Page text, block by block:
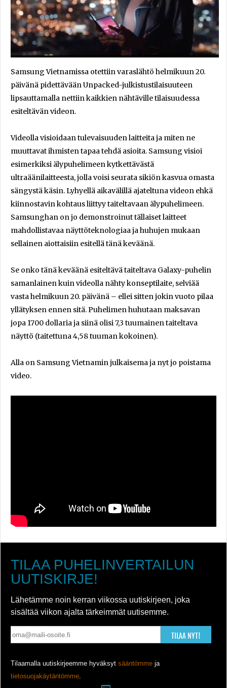
Samsung Vietnamissa otettiin varaslähtö helmikuun 20.
päivänä pidettävään Unpacked-julkistustilaisuuteen
lipsauttamalla nettiin kaikkien nähtäville tilaisuudessa
esiteltävän videon.
Videolla visioidaan tulevaisuuden laitteita ja miten ne
muuttavat ihmisten tapaa tehdä asioita. Samsung visioi
esimerkiksi älypuhelimeen kytkettävästä
ultraäänilaitteesta, jolla voisi seurata sikiön kasvua omasta
sängystä käsin. Lyhyellä aikavälillä ajateltuna videon ehkä
kiinnostavin kohtaus liittyy taiteltavaan älypuhelimeen.
Samsunghan on jo demonstroinut tällaiset laitteet
mahdollistavaa näyttöteknologiaa ja huhujen mukaan
sellainen aiottaisiin esitellä tänä keväänä.
Se onko tänä keväänä esiteltävä taiteltava Galaxy-puhelin
samanlainen kuin videolla nähty konseptilaite, selviää
vasta helmikuun 20. päivänä – ellei sitten jokin vuoto pilaa
yllätyksen ennen sitä. Puhelimen huhutaan maksavan
jopa 1700 dollaria ja siinä olisi 7,3 tuumainen taiteltava
näyttö (taitettuna 4,58 tuuman kokoinen).
Alla on Samsung Vietnamin julkaisema ja nyt jo poistama
video.
TILAA PUHELINVERTAILUN
UUTISKIRJE!
Lähetämme noin kerran viikossa uutiskirjeen, joka
sisältää viikon ajalta tärkeimmät uutisemme.
TILAA NYT!
Tilaamalla uutiskirjeemme hyväksyt sääntömme ja
tietosuojakäytäntömme.